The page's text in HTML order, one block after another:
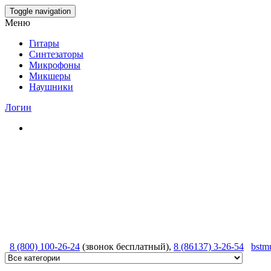
Skip
to
content
Toggle navigation
Меню
Гитары
Синтезаторы
Микрофоны
Микшеры
Наушники
Логин
8 (800) 100-26-24 (звонок бесплатный), 8 (86137) 3-26-54